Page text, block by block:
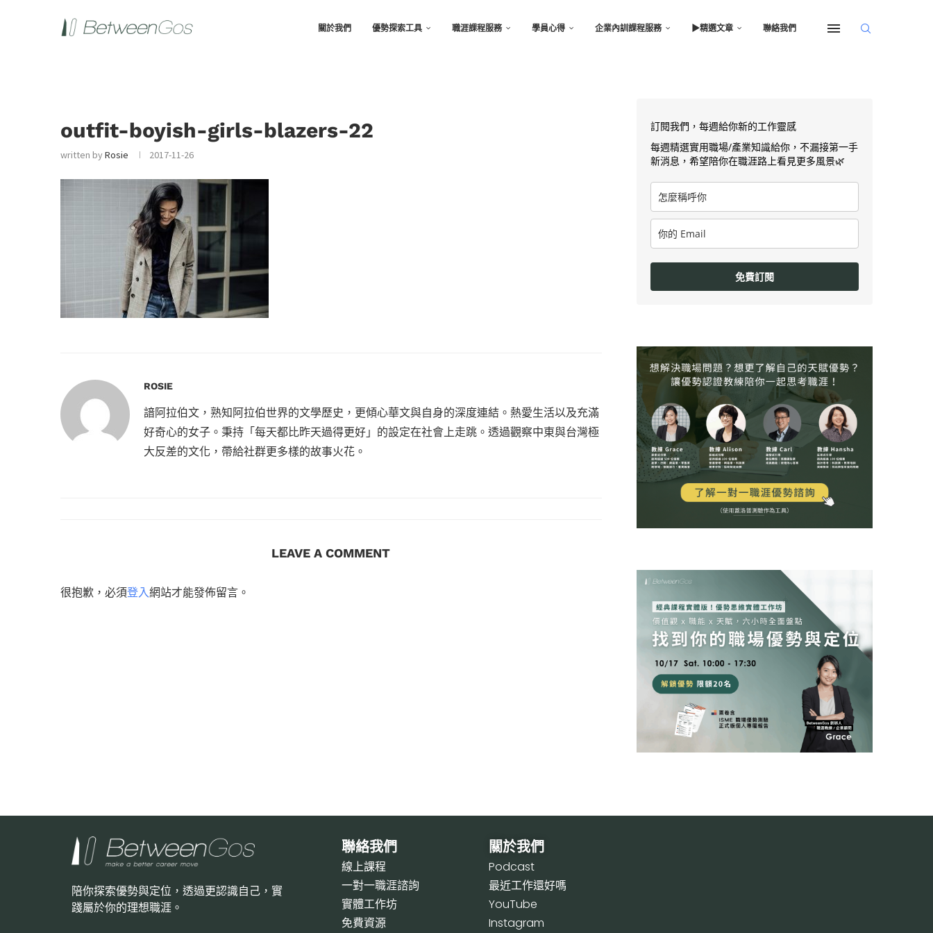
關於我們 優勢探索工具 職涯課程服務 學員心得 企業內訓課程服務 ▶︎精選文章 聯絡我們
outfit-boyish-girls-blazers-22
written byRosie 2017-11-26
ROSIE
諳阿拉伯文，熟知阿拉伯世界的文學歷史，更傾心華文與自身的深度連結。熱愛生活以及充滿
好奇心的女子。秉持「每天都比昨天過得更好」的設定在社會上走跳。透過觀察中東與台灣極
大反差的文化，帶給社群更多樣的故事火花。
LEAVE A COMMENT
很抱歉，必須登入網站才能發佈留言。
訂閱我們，每週給你新的工作靈感
每週精選實用職場/產業知識給你，不漏接第一手
新消息，希望陪你在職涯路上看見更多風景🌿
免費訂閱
陪你探索優勢與定位，透過更認識自己，實
踐屬於你的理想職涯。
聯絡我們
線上課程
一對一職涯諮詢
實體工作坊
免費資源
關於我們
Podcast
最近工作還好嗎
YouTube
Instagram